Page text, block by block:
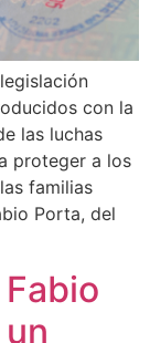
con la
las luchas
proteger a los
familias
Porta, del